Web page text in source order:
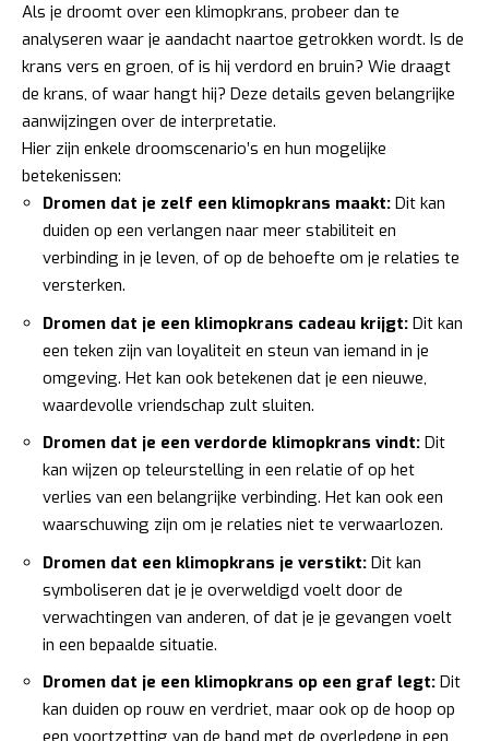
Als je droomt over een klimopkrans, probeer dan te
analyseren waar je aandacht naartoe getrokken wordt. Is de
krans vers en groen, of is hij verdord en bruin? Wie draagt
de krans, of waar hangt hij? Deze details geven belangrijke
aanwijzingen over de interpretatie.
Hier zijn enkele droomscenario’s en hun mogelijke
betekenissen:
Dromen dat je zelf een klimopkrans maakt: Dit kan
duiden op een verlangen naar meer stabiliteit en
verbinding in je leven, of op de behoefte om je relaties te
versterken.
Dromen dat je een klimopkrans cadeau krijgt: Dit kan
een teken zijn van loyaliteit en steun van iemand in je
omgeving. Het kan ook betekenen dat je een nieuwe,
waardevolle vriendschap zult sluiten.
Dromen dat je een verdorde klimopkrans vindt: Dit
kan wijzen op teleurstelling in een relatie of op het
verlies van een belangrijke verbinding. Het kan ook een
waarschuwing zijn om je relaties niet te verwaarlozen.
Dromen dat een klimopkrans je verstikt: Dit kan
symboliseren dat je je overweldigd voelt door de
verwachtingen van anderen, of dat je je gevangen voelt
in een bepaalde situatie.
Dromen dat je een klimopkrans op een graf legt: Dit
kan duiden op rouw en verdriet, maar ook op de hoop op